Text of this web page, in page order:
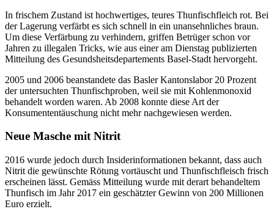
In frischem Zustand ist hochwertiges, teures Thunfischfleich rot. Bei
der Lagerung verfärbt es sich schnell in ein unansehnliches braun.
Um diese Verfärbung zu verhindern, griffen Betrüger schon vor
Jahren zu illegalen Tricks, wie aus einer am Dienstag publizierten
Mitteilung des Gesundsheitsdepartements Basel-Stadt hervorgeht.
2005 und 2006 beanstandete das Basler Kantonslabor 20 Prozent
der untersuchten Thunfischproben, weil sie mit Kohlenmonoxid
behandelt worden waren. Ab 2008 konnte diese Art der
Konsumententäuschung nicht mehr nachgewiesen werden.
Neue Masche mit Nitrit
2016 wurde jedoch durch Insiderinformationen bekannt, dass auch
Nitrit die gewünschte Rötung vortäuscht und Thunfischfleisch frisch
erscheinen lässt. Gemäss Mitteilung wurde mit derart behandeltem
Thunfisch im Jahr 2017 ein geschätzter Gewinn von 200 Millionen
Euro erzielt.